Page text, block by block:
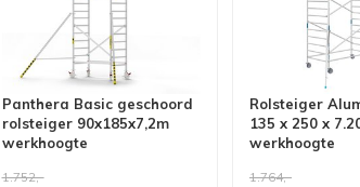
Panthera Basic geschoord
rolsteiger 90x185x7,2m
werkhoogte
1.752,-
Rolsteiger
135 x 250 x
werkhoogte
1.764,-